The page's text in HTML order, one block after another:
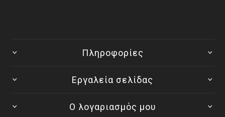
Πληροφορίες
Εργαλεία σελίδας
Ο λογαριασμός μου